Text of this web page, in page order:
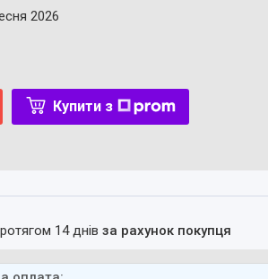
2026
Купити з
14 днівза рахунок покупця